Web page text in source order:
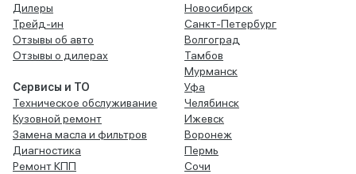
Дилеры
Трейд-ин
Отзывы об авто
Отзывы о дилерах
Сервисы и ТО
Техническое обслуживание
Кузовной ремонт
Замена масла и фильтров
Диагностика
Ремонт КПП
Новосибирск
Санкт-Петербург
Волгоград
Тамбов
Мурманск
Уфа
Челябинск
Ижевск
Воронеж
Пермь
Сочи